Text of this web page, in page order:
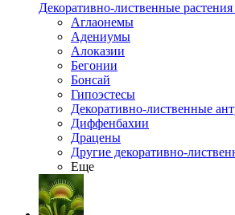
Декоративно-лиственные растения
Аглаонемы
Адениумы
Алоказии
Бегонии
Бонсай
Гипоэстесы
Декоративно-лиственные
Диффенбахии
Драцены
Другие декоративно-
Еще